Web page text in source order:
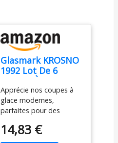
Glasmark KROSNO
1992 Lot De 6
Coupes À Glace En
Verre Transparent
Coupes À Dessert
Lavables Au Lave-
Vaisselle 170 ml
Apprécie nos coupes à
glace modernes,
parfaites pour des
créatifs, du tiramisu aux
14,83 €